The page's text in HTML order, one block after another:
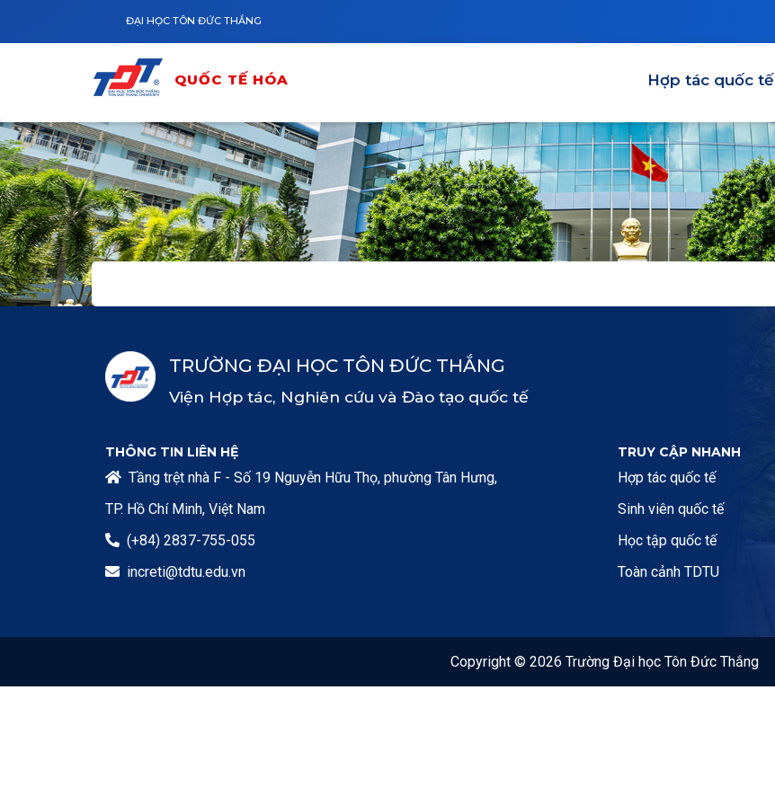
QUỐC TẾ HÓA
ĐẠI HỌC TÔN ĐỨC THẮNG
QUỐC TẾ HÓA Hợp tác quốc tế
TRƯỜNG ĐẠI HỌC TÔN ĐỨC THẮNG
Viện Hợp tác, Nghiên cứu và Đào tạo quốc tế
THÔNG TIN LIÊN HỆ
 Tầng trệt nhà F - Số 19 Nguyễn Hữu Thọ, phường Tân Hưng,
TP. Hồ Chí Minh, Việt Nam
 (+84) 2837-755-055
 increti@tdtu.edu.vn
TRUY CẬP NHANH
Hợp tác quốc tế
Sinh viên quốc tế
Học tập quốc tế
Toàn cảnh TDTU
Copyright © 2026 Trường Đại học Tôn Đức Thắng